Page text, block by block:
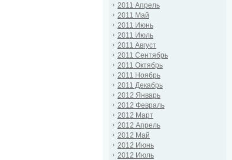
2011 Апрель
2011 Май
2011 Июнь
2011 Июль
2011 Август
2011 Сентябрь
2011 Октябрь
2011 Ноябрь
2011 Декабрь
2012 Январь
2012 Февраль
2012 Март
2012 Апрель
2012 Май
2012 Июнь
2012 Июль